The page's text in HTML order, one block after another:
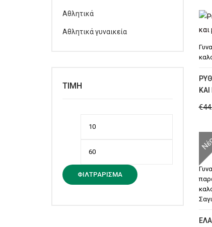
€
Αθλητικά
Αθλητικά γυναικεία
ΤΙΜΉ
ΦΙΛΤΡΆΡΙΣΜΑ